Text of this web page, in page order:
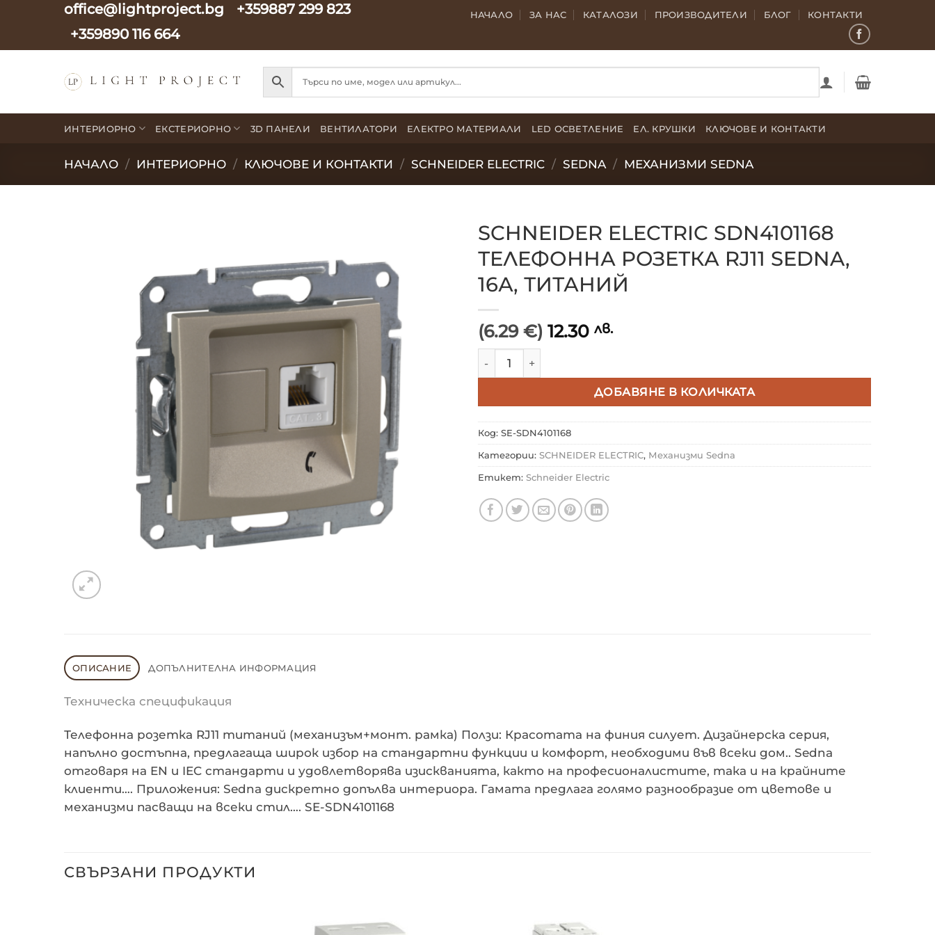
office@lightproject.bg
+359887 299 823
+359890 116 664
НАЧАЛО ЗА НАС КАТАЛОЗИ ПРОИЗВОДИТЕЛИ БЛОГ КОНТАКТИ
ИНТЕРИОРНО ЕКСТЕРИОРНО 3D ПАНЕЛИ ВЕНТИЛАТОРИ ЕЛЕКТРО МАТЕРИАЛИ LED ОСВЕТЛЕНИЕ ЕЛ. КРУШКИ КЛЮЧОВЕ И КОНТАКТИ
НАЧАЛО / ИНТЕРИОРНО / КЛЮЧОВЕ И КОНТАКТИ / SCHNEIDER ELECTRIC / SEDNA / МЕХАНИЗМИ SEDNA
SCHNEIDER ELECTRIC SDN4101168
ТЕЛЕФОННА РОЗЕТКА RJ11 SEDNA,
16А, ТИТАНИЙ
(6.29 €) 12.30 лв.
количество за SCHNEIDER ELECTRIC SDN4101168 ТЕЛЕФОННА РОЗЕТКА RJ11
ДОБАВЯНЕ В КОЛИЧКАТА
Код: SE-SDN4101168
Категории: SCHNEIDER ELECTRIC, Механизми Sedna
Етикет: Schneider Electric
ОПИСАНИЕ ДОПЪЛНИТЕЛНА ИНФОРМАЦИЯ
Техническа спецификация
Телефонна розетка RJ11 титаний (механизъм+монт. рамка) Ползи: Красотата на финия силует. Дизайнерска серия,
напълно достъпна, предлагаща широк избор на стандартни функции и комфорт, необходими във всеки дом.. Sedna
отговаря на EN и IEC стандарти и удовлетворява изискванията, както на професионалистите, така и на крайните
клиенти…. Приложения: Sedna дискретно допълва интериора. Гамата предлага голямо разнообразие от цветове и
механизми пасващи на всеки стил…. SE-SDN4101168
СВЪРЗАНИ ПРОДУКТИ